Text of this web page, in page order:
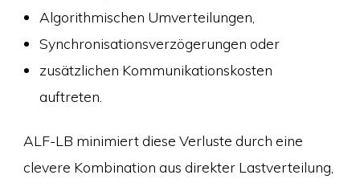
Algorithmischen Umverteilungen,
Synchronisationsverzögerungen oder
zusätzlichen Kommunikationskosten
auftreten.
ALF-LB minimiert diese Verluste durch eine
clevere Kombination aus direkter Lastverteilung,